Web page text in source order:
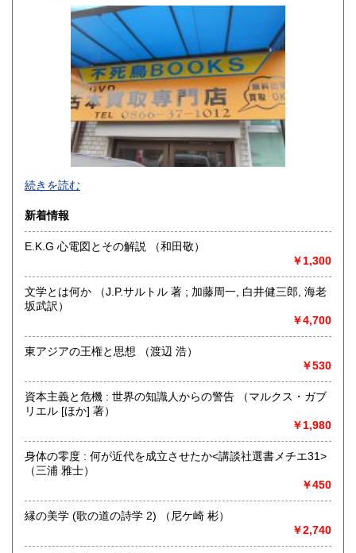
300円 広島県
300円 徳島県
300円 愛媛県
300円 福岡県
300円 長崎県
熊本県
宮崎県
沖縄県 300円
不死鳥BOOKSでは、書籍だけでなくCD、DVD、レコード、
ゲーム、おもちゃ、骨董品まであらゆるものの買い取りがで
にお問い合わせください。出張費は、無料です。
沿線名：伯備線・桃太郎線(吉備線)
営業時間：9時から17時
定休日：年中無休
不死鳥BOOKSでは、書籍だけでなくCD、DVD、レコード、
ゲーム、おもちゃ、骨董品まであらゆるものの買い取りがで
にお問い合わせください。出張費は、無料です。
哲学宗教、歴史、社会科学、自然科学、美術工芸、趣味、外
国書、サブカルチャー、古書一般（その他）
オールジャンル
続きを読む
新着情報
E.K.G 心電図とその解説 （和田敬）
￥1,300
文学とは何か （J.P.サルトル 著 ; 加藤周一, 白井健三郎, 海老
坂武訳）
￥4,700
東アジアの王権と思想 （渡辺 浩）
￥530
資本主義と危機 : 世界の知識人からの警告 （マルクス・ガブ
リエル [ほか] 著）
￥1,980
身体の零度 : 何が近代を成立させたか<講談社選書メチエ31>
（三浦 雅士）
￥450
縁の美学 (歌の道の詩学 2) （尼ケ崎 彬）
￥2,740